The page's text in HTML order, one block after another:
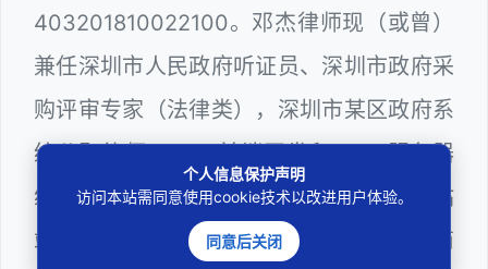
403201810022100。邓杰律师现（或曾）
兼任深圳市人民政府听证员、深圳市政府采
购评审专家（法律类），深圳市某区政府系
统公职律师、WEB前端开发和 WEB服务器
维护工程师、计算机信息网络安全员和网站
站长多年，在软件程序、网络游戏、电子商
个人信息保护声明
访问本站需同意使用cookie技术以改进用户体验。
同意后关闭